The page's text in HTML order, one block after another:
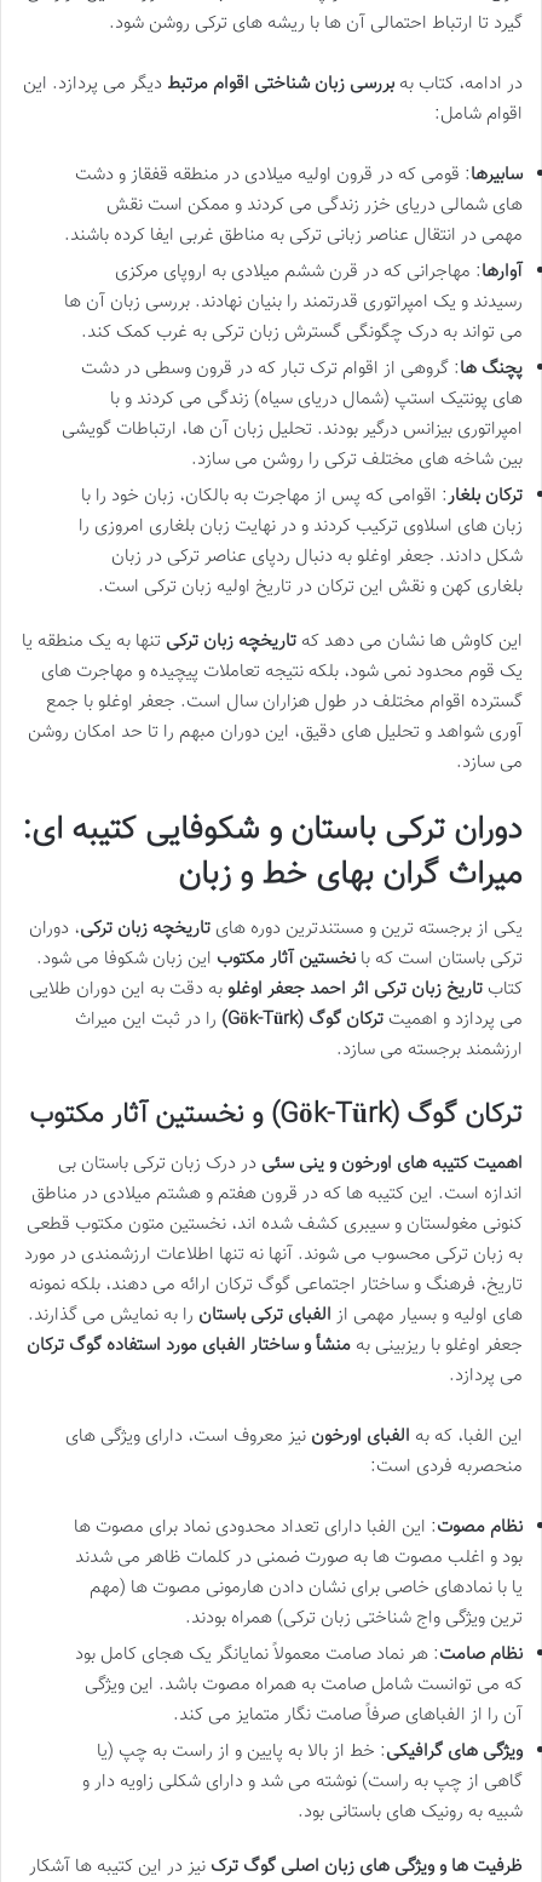
گیرد تا ارتباط احتمالی آن ها با ریشه های ترکی روشن شود.
در ادامه، کتاب به بررسی زبان شناختی اقوام مرتبط دیگر می پردازد. این
اقوام شامل:
سابیرها: قومی که در قرون اولیه میلادی در منطقه قفقاز و دشت
های شمالی دریای خزر زندگی می کردند و ممکن است نقش
مهمی در انتقال عناصر زبانی ترکی به مناطق غربی ایفا کرده باشند.
آوارها: مهاجرانی که در قرن ششم میلادی به اروپای مرکزی
رسیدند و یک امپراتوری قدرتمند را بنیان نهادند. بررسی زبان آن ها
می تواند به درک چگونگی گسترش زبان ترکی به غرب کمک کند.
پچنگ ها: گروهی از اقوام ترک تبار که در قرون وسطی در دشت
های پونتیک استپ (شمال دریای سیاه) زندگی می کردند و با
امپراتوری بیزانس درگیر بودند. تحلیل زبان آن ها، ارتباطات گویشی
بین شاخه های مختلف ترکی را روشن می سازد.
ترکان بلغار: اقوامی که پس از مهاجرت به بالکان، زبان خود را با
زبان های اسلاوی ترکیب کردند و در نهایت زبان بلغاری امروزی را
شکل دادند. جعفر اوغلو به دنبال ردپای عناصر ترکی در زبان
بلغاری کهن و نقش این ترکان در تاریخ اولیه زبان ترکی است.
این کاوش ها نشان می دهد که تاریخچه زبان ترکی تنها به یک منطقه یا
یک قوم محدود نمی شود، بلکه نتیجه تعاملات پیچیده و مهاجرت های
گسترده اقوام مختلف در طول هزاران سال است. جعفر اوغلو با جمع
آوری شواهد و تحلیل های دقیق، این دوران مبهم را تا حد امکان روشن
می سازد.
دوران ترکی باستان و شکوفایی کتیبه ای:
میراث گران بهای خط و زبان
یکی از برجسته ترین و مستندترین دوره های تاریخچه زبان ترکی، دوران
ترکی باستان است که با نخستین آثار مکتوب این زبان شکوفا می شود.
کتاب تاریخ زبان ترکی اثر احمد جعفر اوغلو به دقت به این دوران طلایی
می پردازد و اهمیت ترکان گوگ (Gök-Türk)
را در ثبت این میراث
ارزشمند برجسته می سازد.
ترکان گوگ (Gök-Türk) و نخستین آثار مکتوب
اهمیت کتیبه های اورخون و ینی سئی در درک زبان ترکی باستان بی
اندازه است. این کتیبه ها که در قرون هفتم و هشتم میلادی در مناطق
کنونی مغولستان و سیبری کشف شده اند، نخستین متون مکتوب قطعی
به زبان ترکی محسوب می شوند. آنها نه تنها اطلاعات ارزشمندی در مورد
تاریخ، فرهنگ و ساختار اجتماعی گوگ ترکان ارائه می دهند، بلکه نمونه
های اولیه و بسیار مهمی از الفبای ترکی باستان را به نمایش می گذارند.
جعفر اوغلو با ریزبینی به منشأ و ساختار الفبای مورد استفاده گوگ ترکان
می پردازد.
این الفبا، که به الفبای اورخون نیز معروف است، دارای ویژگی های
منحصربه فردی است:
نظام مصوت: این الفبا دارای تعداد محدودی نماد برای مصوت ها
بود و اغلب مصوت ها به صورت ضمنی در کلمات ظاهر می شدند
یا با نمادهای خاصی برای نشان دادن هارمونی مصوت ها (مهم
ترین ویژگی واج شناختی زبان ترکی) همراه بودند.
نظام صامت: هر نماد صامت معمولاً نمایانگر یک هجای کامل بود
که می توانست شامل صامت به همراه مصوت باشد. این ویژگی
آن را از الفباهای صرفاً صامت نگار متمایز می کند.
ویژگی های گرافیکی: خط از بالا به پایین و از راست به چپ (یا
گاهی از چپ به راست) نوشته می شد و دارای شکلی زاویه دار و
شبیه به رونیک های باستانی بود.
ظرفیت ها و ویژگی های زبان اصلی گوگ ترک نیز در این کتیبه ها آشکار